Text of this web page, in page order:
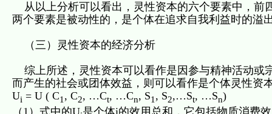
从以上分析可以看出，灵性资本的六个要素中，前
两个要素是被动性的，是个体在追求自我利益时的溢
（三）灵性资本的经济分析
综上所述，灵性资本可以看作是因参与精神活动或
而产生的社会或团体效益，则可以看作是个体灵性资
Ui = U ( C1 , C2, …Ct, …Cn, S1 , S2,…St, …Sn)
（1）式中的U 是个体i的效用总和，它包括物质消费